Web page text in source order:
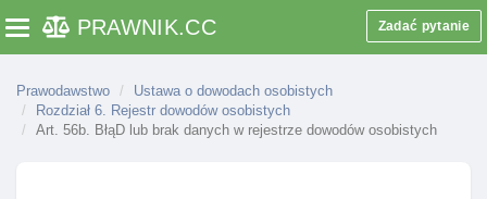
Toggle navigation
PRAWNIK.CC Zadać pytanie
Prawodawstwo
Ustawa o dowodach osobistych
Rozdział 6. Rejestr dowodów osobistych
Art. 56b. BłąD lub brak danych w rejestrze dowodów osobistych
osobistego posiadacza dowodu
Rozdział 4. (uchylony)
Rozdział 5. Wymiana I unieważnianie dowodu
osobistego